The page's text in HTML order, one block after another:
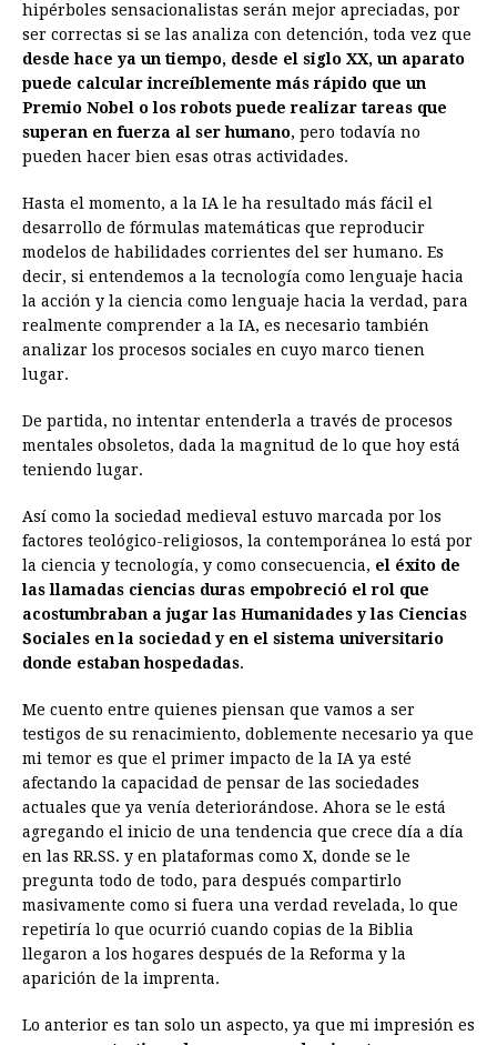
hipérboles sensacionalistas serán mejor apreciadas, por
ser correctas si se las analiza con detención, toda vez que
desde hace ya un tiempo, desde el siglo XX, un aparato
puede calcular increíblemente más rápido que un
Premio Nobel o los robots puede realizar tareas que
superan en fuerza al ser humano, pero todavía no
pueden hacer bien esas otras actividades.
Hasta el momento, a la IA le ha resultado más fácil el
desarrollo de fórmulas matemáticas que reproducir
modelos de habilidades corrientes del ser humano. Es
decir, si entendemos a la tecnología como lenguaje hacia
la acción y la ciencia como lenguaje hacia la verdad, para
realmente comprender a la IA, es necesario también
analizar los procesos sociales en cuyo marco tienen
lugar.
De partida, no intentar entenderla a través de procesos
mentales obsoletos, dada la magnitud de lo que hoy está
teniendo lugar.
Así como la sociedad medieval estuvo marcada por los
factores teológico-religiosos, la contemporánea lo está por
la ciencia y tecnología, y como consecuencia, el éxito de
las llamadas ciencias duras empobreció el rol que
acostumbraban a jugar las Humanidades y las Ciencias
Sociales en la sociedad y en el sistema universitario
donde estaban hospedadas.
Me cuento entre quienes piensan que vamos a ser
testigos de su renacimiento, doblemente necesario ya que
mi temor es que el primer impacto de la IA ya esté
afectando la capacidad de pensar de las sociedades
actuales que ya venía deteriorándose. Ahora se le está
agregando el inicio de una tendencia que crece día a día
en las RR.SS. y en plataformas como X, donde se le
pregunta todo de todo, para después compartirlo
masivamente como si fuera una verdad revelada, lo que
repetiría lo que ocurrió cuando copias de la Biblia
llegaron a los hogares después de la Reforma y la
aparición de la imprenta.
Lo anterior es tan solo un aspecto, ya que mi impresión es